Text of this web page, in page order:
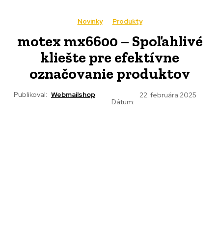
Novinky Produkty
motex mx6600 – Spoľahlivé
kliešte pre efektívne
označovanie produktov
Publikoval: Webmailshop
Dátum:
22. februára 2025